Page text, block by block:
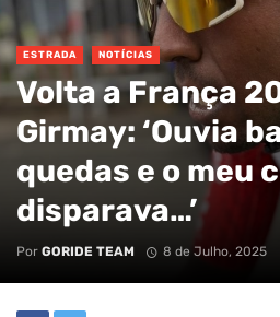
ESTRADA NOTÍCIAS
Volta a França
Girmay: ‘Ouvia
quedas e o meu
disparava…’
Por GORIDE TEAM 8 de Julho, 2025